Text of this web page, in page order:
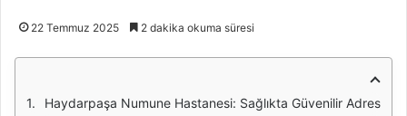
22 Temmuz 2025 2 dakika okuma süresi
Haydarpaşa Numune Hastanesi: Sağlıkta Güvenilir Adres